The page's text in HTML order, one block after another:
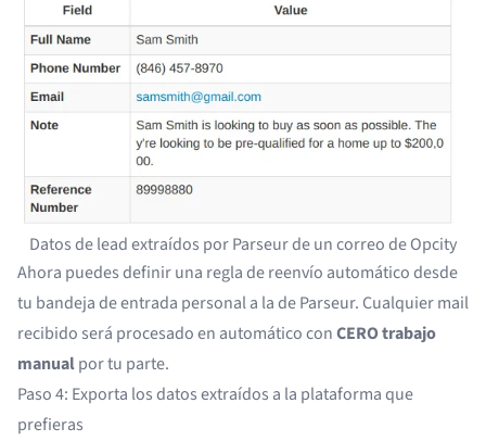
Datos de lead extraídos por Parseur de un correo de Opcity
Ahora puedesdefinir una regla de reenvío automáticodesde
tu bandeja de entrada personal a la de Parseur. Cualquier mail
recibido será procesado en automático conCERO trabajo
manualpor tu parte.
Paso 4: Exporta los datos extraídos a la plataforma que
prefieras